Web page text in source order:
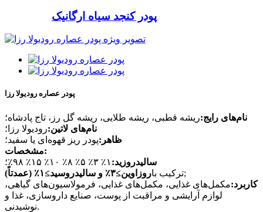
پودر کنجد سیاه ارگانیک
پودر عصاره رودیولا رزا
نام‌های رایج:ریشه قطبی، ریشه طلایی، ریشه گل رز، تاج پادشاه؛
نام‌های لاتین:رودیولا رزا؛
ظاهر:پودر ریز قهوه‌ای یا سفید؛
مشخصات:
سالیدروزید: ۱٪ ۳٪ ۵٪ ۸٪ ۱۰٪ ۱۵٪ ۹۸٪؛
ترکیب باروزاوین≥۳٪ و سالیدروسید≥۱٪ (عمدتاً)
;
کاربرد:مکمل‌های غذایی، مکمل‌های غذایی، فرمولاسیون‌های گیاهی،
لوازم آرایشی و مراقبت از پوست، صنایع داروسازی، غذا و
نوشیدنی.